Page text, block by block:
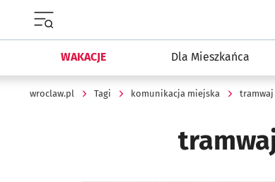
WAKACJE Dla Mieszkańca
wroclaw.pl Tagi komunikacja miejska tramwaj